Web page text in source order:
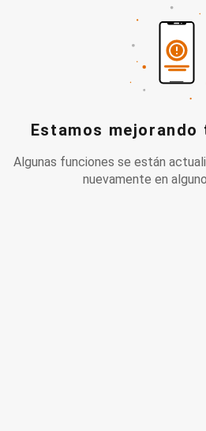
Estamos mejorando
Algunas funciones se están
nuevamente en